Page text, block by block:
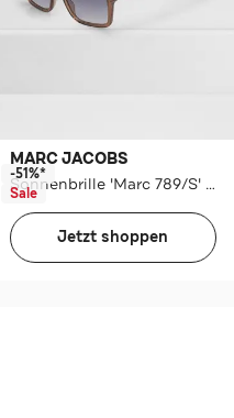
MARC JACOBS
Sonnenbrille 'Marc 789/S' braun
-51%*
Sale
Jetzt shoppen